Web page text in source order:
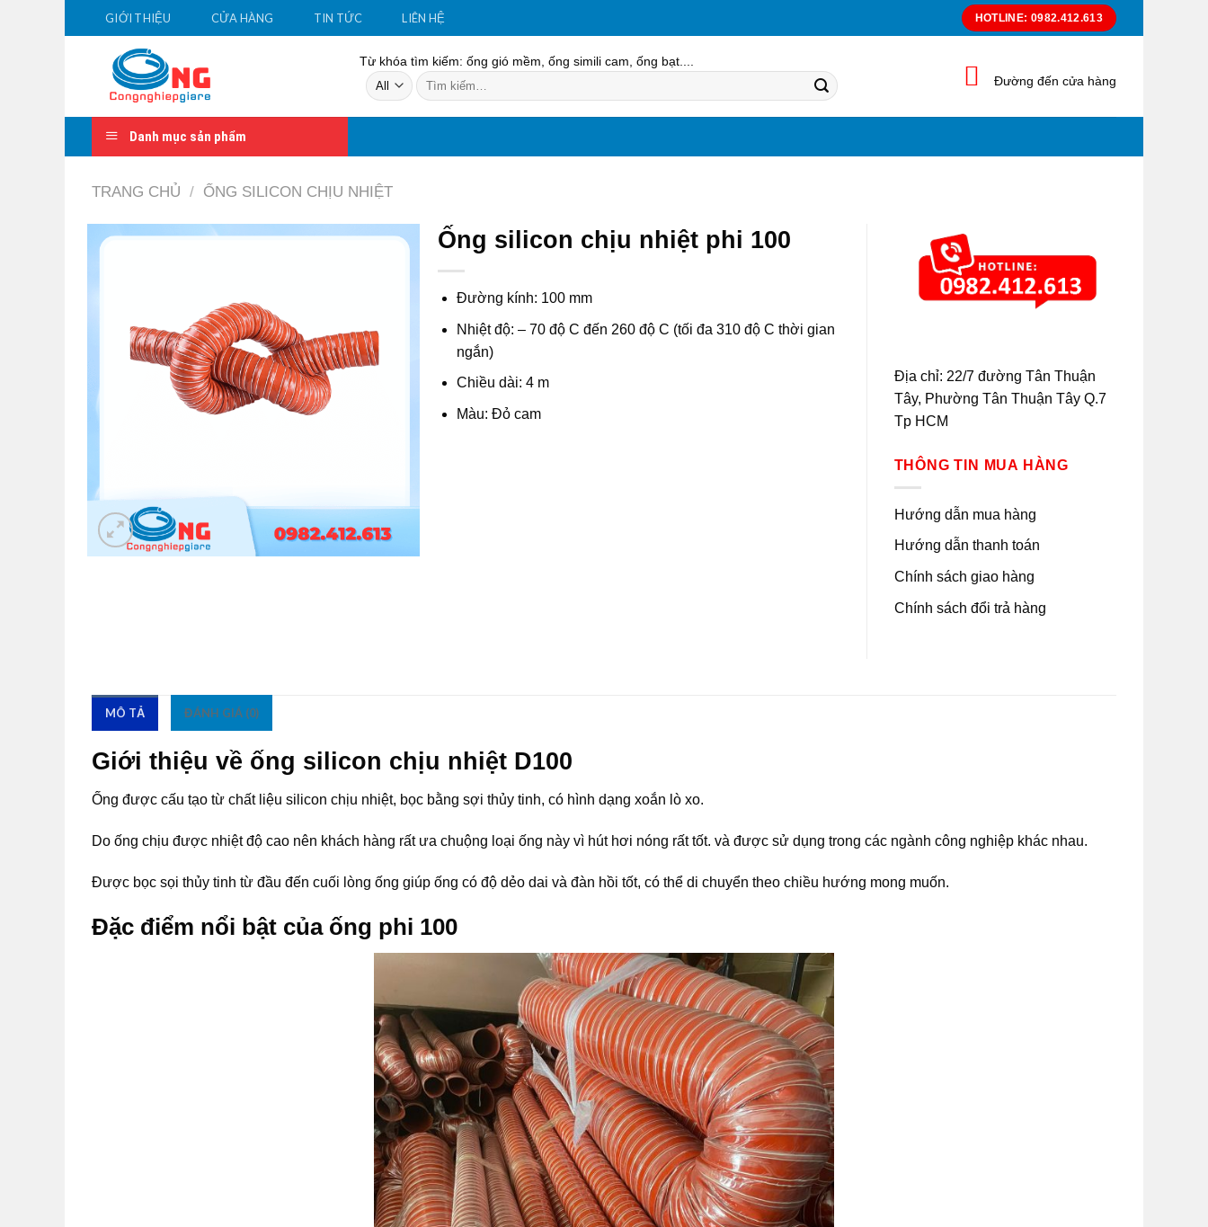
to
GIỚI THIỆU CỬA HÀNG TIN TỨC LIÊN HỆ HOTLINE: 0982.412.613
Từ khóa tìm kiếm: ống gió mềm, ống simili cam, ống bạt....
Tìm
kiếm:
Đường đến cửa hàng
Danh mục sản phẩm
TRANG CHỦ / ỐNG SILICON CHỊU NHIỆT
Ống silicon chịu nhiệt phi 100
Đường kính: 100 mm
Nhiệt độ: – 70 độ C đến 260 độ C (tối đa 310 độ C thời gian
ngắn)
Chiều dài: 4 m
Màu: Đỏ cam
Địa chỉ: 22/7 đường Tân Thuận
Tây, Phường Tân Thuận Tây Q.7
Tp HCM
THÔNG TIN MUA HÀNG
Hướng dẫn mua hàng
Hướng dẫn thanh toán
Chính sách giao hàng
Chính sách đổi trả hàng
MÔ TẢ ĐÁNH GIÁ (0)
Giới thiệu về ống silicon chịu nhiệt D100
Ống được cấu tạo từ chất liệu silicon chịu nhiệt, bọc bằng sợi thủy tinh, có hình dạng xoắn lò xo.
Do ống chịu được nhiệt độ cao nên khách hàng rất ưa chuộng loại ống này vì hút hơi nóng rất tốt. và được sử dụng trong các ngành công nghiệp khác nhau.
Được bọc sọi thủy tinh từ đầu đến cuối lòng ống giúp ống có độ dẻo dai và đàn hồi tốt, có thể di chuyển theo chiều hướng mong muốn.
Đặc điểm nổi bật của ống phi 100